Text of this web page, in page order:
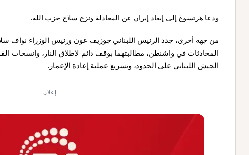
ودعا هرتسوغ إلى إبعاد إيران عن المعادلة ونزع سلاح حزب الله.
من جهة أخرى، جدد الرئيس اللبناني جوزيف عون ورئيس الوزراء نواف سلام،
المحادثات في واشنطن، مطالبتهما بوقف دائم لإطلاق النار، وانسحاب
الجيش اللبناني على الحدود، وتسريع عملية إعادة الإعمار.
إعلان